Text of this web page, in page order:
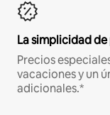
La simplicidad
Precios
vacaciones y un
adicionales.*